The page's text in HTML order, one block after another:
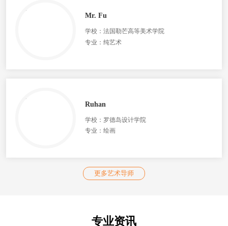
Mr. Fu
学校：法国勒芒高等美术学院
专业：纯艺术
Ruhan
学校：罗德岛设计学院
专业：绘画
更多艺术导师
专业资讯